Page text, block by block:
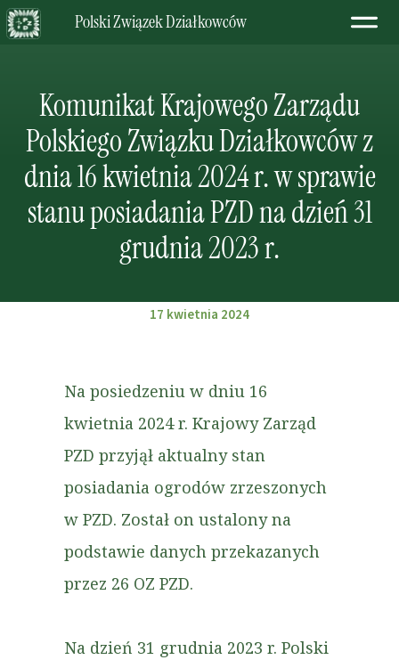
Polski Związek Działkowców
Komunikat Krajowego Zarządu
Polskiego Związku Działkowców z
dnia 16 kwietnia 2024 r. w sprawie
stanu posiadania PZD na dzień 31
grudnia 2023 r.
17 kwietnia 2024
Na posiedzeniu w dniu 16
kwietnia 2024 r. Krajowy Zarząd
PZD przyjął aktualny stan
posiadania ogrodów zrzeszonych
w PZD. Został on ustalony na
podstawie danych przekazanych
przez 26 OZ PZD.
Na dzień 31 grudnia 2023 r. Polski